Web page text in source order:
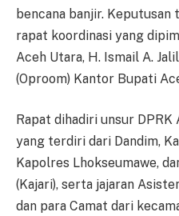
bencana banjir.
rapat koordinasi yang
Aceh Utara, H. Ismail A.
(Oproom) Kantor Bupati
Rapat dihadiri unsur
yang terdiri dari Dandim,
Kapolres Lhokseumawe,
(Kajari), serta jajaran
dan para Camat dari